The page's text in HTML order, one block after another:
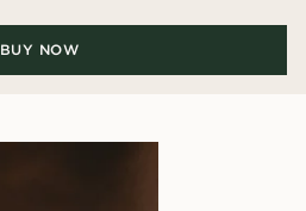
BUY NOW